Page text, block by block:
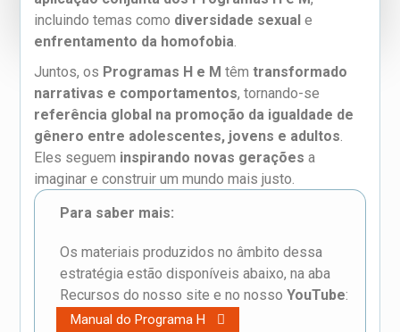
incluindo temas como diversidade sexual e
enfrentamento da homofobia.
Juntos, os Programas H e M têmtransformado
narrativas e comportamentos, tornando-se
referência global na promoção da igualdade de
gênero entre adolescentes, jovens e adultos.
Eles seguem inspirando novas gerações a
imaginar e construir um mundo mais justo.
Para saber mais:
Os materiais produzidos no âmbito dessa
estratégia estão disponíveis abaixo, na aba
Recursos do nosso site e no nossoYouTube:
Manual do Programa H